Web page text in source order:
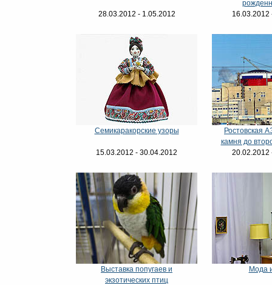
28.03.2012 - 1.05.2012
16.03.2012
Семикаракорские узоры
15.03.2012 - 30.04.2012
Ростовская
камня до
20.02.2012
Выставка попугаев и
экзотических птиц
Мода